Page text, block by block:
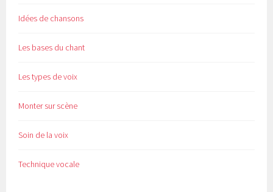
Idées de chansons
Les bases du chant
Les types de voix
Monter sur scène
Soin de la voix
Technique vocale